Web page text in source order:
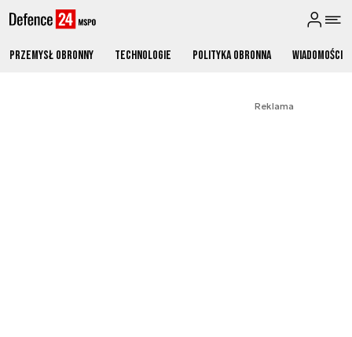
Przemysł obronny Technologie Polityka obronna Wiadomości
Reklama